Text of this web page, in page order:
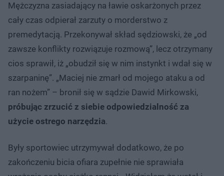
Mężczyzna zasiadający na ławie oskarżonych przez
cały czas odpierał zarzuty o morderstwo z
premedytacją. Przekonywał skład sędziowski, że „od
zawsze konflikty rozwiązuje rozmową”, lecz otrzymany
cios sprawił, iż „obudził się w nim instynkt i wdał się w
szarpaninę”. „Maciej nie zmarł od mojego ataku a od
ran nożem” – bronił się w sądzie Dawid Mirkowski,
próbując zrzucić z siebie odpowiedzialność za
użycie ostrego narzędzia.
Były sportowiec utrzymywał dodatkowo, że po
zakończeniu bicia ofiara zupełnie nie sprawiała